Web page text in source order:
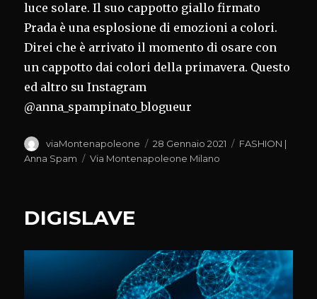
luce solare. Il suo cappotto giallo firmato
Prada è una esplosione di emozioni a colori.
Direi che è arrivato il momento di osare con
un cappotto dai colori della primavera. Questo
ed altro su Instagram
@anna_spampinato_blogueur
Autore
viaMontenapoleone
Pubblicato
il
28 Gennaio 2021 Categorie
FASHION |
Anna Spam
Tag
Via Montenapoleone Milano
DIGISLAVE